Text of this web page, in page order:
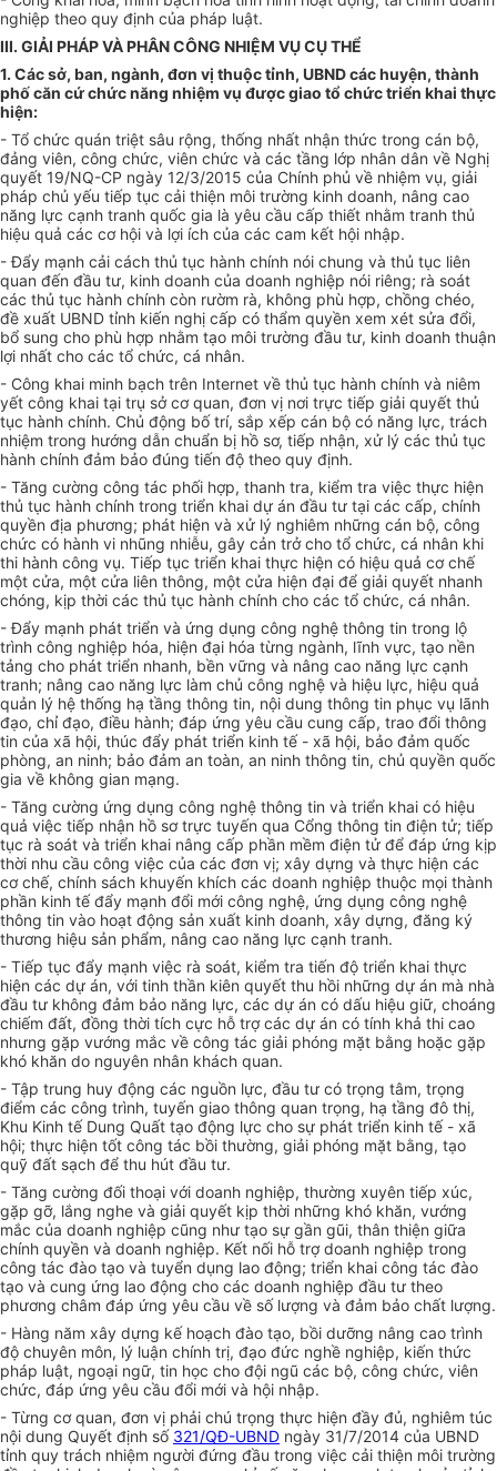
nghiệp theo quy định của pháp luật.
III. GIẢI PHÁP VÀ PHÂN CÔNG NHIỆM VỤ CỤ THỂ
1. Các sở, ban, ngành, đơn vị thuộc tỉnh, UBND các huyện, thành
phố căn cứ chức năng nhiệm vụ được giao tổ chức triển khai thực
hiện:
- Tổ chức quán triệt sâu rộng, thống nhất nhận thức trong cán bộ,
đảng viên, công chức, viên chức và các tầng lớp nhân dân về Nghị
quyết 19/NQ-CP ngày 12/3/2015 của Chính phủ về nhiệm vụ, giải
pháp chủ yếu tiếp tục cải thiện môi trường kinh doanh, nâng cao
năng lực cạnh tranh quốc gia là yêu cầu cấp thiết nhằm tranh thủ
hiệu quả các cơ hội và lợi ích của các cam kết hội nhập.
- Đẩy mạnh cải cách thủ tục hành chính nói chung và thủ tục liên
quan đến đầu tư, kinh doanh của doanh nghiệp nói riêng; rà soát
các thủ tục hành chính còn rườm rà, không phù hợp, chồng chéo,
đề xuất UBND tỉnh kiến nghị cấp có thẩm quyền xem xét sửa đổi,
bổ sung cho phù hợp nhằm tạo môi trường đầu tư, kinh doanh thuận
lợi nhất cho các tổ chức, cá nhân.
- Công khai minh bạch trên Internet về thủ tục hành chính và niêm
yết công khai tại trụ sở cơ quan, đơn vị nơi trực tiếp giải quyết thủ
tục hành chính. Chủ động bố trí, sắp xếp cán bộ có năng lực, trách
nhiệm trong hướng dẫn chuẩn bị hồ sơ, tiếp nhận, xử lý các thủ tục
hành chính đảm bảo đúng tiến độ theo quy định.
- Tăng cường công tác phối hợp, thanh tra, kiểm tra việc thực hiện
thủ tục hành chính trong triển khai dự án đầu tư tại các cấp, chính
quyền địa phương; phát hiện và xử lý nghiêm những cán bộ, công
chức có hành vi nhũng nhiễu, gây cản trở cho tổ chức, cá nhân khi
thi hành công vụ. Tiếp tục triển khai thực hiện có hiệu quả cơ chế
một cửa, một cửa liên thông, một cửa hiện đại để giải quyết nhanh
chóng, kịp thời các thủ tục hành chính cho các tổ chức, cá nhân.
- Đẩy mạnh phát triển và ứng dụng công nghệ thông tin trong lộ
trình công nghiệp hóa, hiện đại hóa từng ngành, lĩnh vực, tạo nền
tảng cho phát triển nhanh, bền vững và nâng cao năng lực cạnh
tranh; nâng cao năng lực làm chủ công nghệ và hiệu lực, hiệu quả
quản lý hệ thống hạ tầng thông tin, nội dung thông tin phục vụ lãnh
đạo, chỉ đạo, điều hành; đáp ứng yêu cầu cung cấp, trao đổi thông
tin của xã hội, thúc đẩy phát triển kinh tế - xã hội, bảo đảm quốc
phòng, an ninh; bảo đảm an toàn, an ninh thông tin, chủ quyền quốc
gia về không gian mạng.
- Tăng cường ứng dụng công nghệ thông tin và triển khai có hiệu
quả việc tiếp nhận hồ sơ trực tuyến qua Cổng thông tin điện tử; tiếp
tục rà soát và triển khai nâng cấp phần mềm điện tử để đáp ứng kịp
thời nhu cầu công việc của các đơn vị; xây dựng và thực hiện các
cơ chế, chính sách khuyến khích các doanh nghiệp thuộc mọi thành
phần kinh tế đẩy mạnh đổi mới công nghệ, ứng dụng công nghệ
thông tin vào hoạt động sản xuất kinh doanh, xây dựng, đăng ký
thương hiệu sản phẩm, nâng cao năng lực cạnh tranh.
- Tiếp tục đẩy mạnh việc rà soát, kiểm tra tiến độ triển khai thực
hiện các dự án, với tinh thần kiên quyết thu hồi những dự án mà nhà
đầu tư không đảm bảo năng lực, các dự án có dấu hiệu giữ, choáng
chiếm đất, đồng thời tích cực hỗ trợ các dự án có tính khả thi cao
nhưng gặp vướng mắc về công tác giải phóng mặt bằng hoặc gặp
khó khăn do nguyên nhân khách quan.
- Tập trung huy động các nguồn lực, đầu tư có trọng tâm, trọng
điểm các công trình, tuyến giao thông quan trọng, hạ tầng đô thị,
Khu Kinh tế Dung Quất tạo động lực cho sự phát triển kinh tế - xã
hội; thực hiện tốt công tác bồi thường, giải phóng mặt bằng, tạo
quỹ đất sạch để thu hút đầu tư.
- Tăng cường đối thoại với doanh nghiệp, thường xuyên tiếp xúc,
gặp gỡ, lắng nghe và giải quyết kịp thời những khó khăn, vướng
mắc của doanh nghiệp cũng như tạo sự gần gũi, thân thiện giữa
chính quyền và doanh nghiệp. Kết nối hỗ trợ doanh nghiệp trong
công tác đào tạo và tuyển dụng lao động; triển khai công tác đào
tạo và cung ứng lao động cho các doanh nghiệp đầu tư theo
phương châm đáp ứng yêu cầu về số lượng và đảm bảo chất lượng.
- Hàng năm xây dựng kế hoạch đào tạo, bồi dưỡng nâng cao trình
độ chuyên môn, lý luận chính trị, đạo đức nghề nghiệp, kiến thức
pháp luật, ngoại ngữ, tin học cho đội ngũ các bộ, công chức, viên
chức, đáp ứng yêu cầu đổi mới và hội nhập.
- Từng cơ quan, đơn vị phải chú trọng thực hiện đầy đủ, nghiêm túc
nội dung Quyết định số 321/QĐ-UBND ngày 31/7/2014 của UBND
tỉnh quy trách nhiệm người đứng đầu trong việc cải thiện môi trường